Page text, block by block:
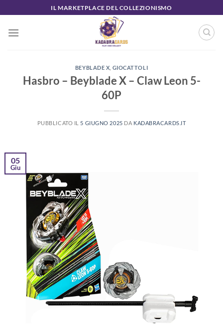
ai
contenuti
IL MARKETPLACE DEL COLLEZIONISMO
BEYBLADE X GIOCATTOLI
Hasbro – Beyblade X – Claw Leon 5-
60P
PUBBLICATO IL 5 GIUGNO 2025 DA KADABRACARDS.IT
05
Giu